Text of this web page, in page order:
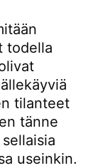
todella
tilanteet
tänne
useinkin.